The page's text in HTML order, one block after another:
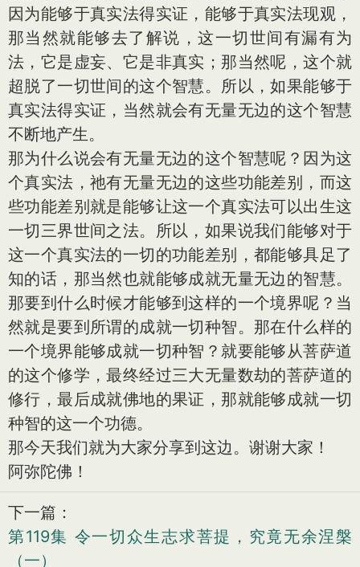
因为能够于真实法得实证，能够于真实法现观，
那当然就能够去了解说，这一切世间有漏有为
法，它是虚妄、它是非真实；那当然呢，这个就
超脱了一切世间的这个智慧。所以，如果能够于
真实法得实证，当然就会有无量无边的这个智慧
不断地产生。
那为什么说会有无量无边的这个智慧呢？因为这
个真实法，祂有无量无边的这些功能差别，而这
些功能差别就是能够让这一个真实法可以出生这
一切三界世间之法。所以，如果说我们能够对于
这一个真实法的一切的功能差别，都能够具足了
知的话，那当然也就能够成就无量无边的智慧。
那要到什么时候才能够到这样的一个境界呢？当
然就是要到所谓的成就一切种智。那在什么样的
一个境界能够成就一切种智？就要能够从菩萨道
的这个修学，最终经过三大无量数劫的菩萨道的
修行，最后成就佛地的果证，那就能够成就一切
种智的这一个功德。
那今天我们就为大家分享到这边。谢谢大家！
阿弥陀佛！
下一篇：
第119集 令一切众生志求菩提，究竟无余涅槃
（一）